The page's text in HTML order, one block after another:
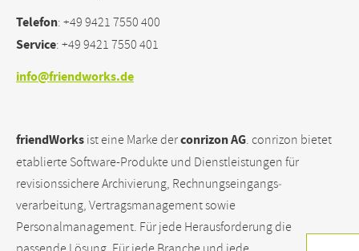
Telefon: +49 9421 7550 400
Service: +49 9421 7550 401
info@friendworks.de
friendWorks ist eine Marke derconrizon AG. conrizon bietet
etablierte Software-Produkte und Dienstleistungen für
revisionssichere Archivierung, Rechnungseingangs­
verarbeitung, Vertragsmanagement sowie
Personalmanagement. Für jede Herausforderung die